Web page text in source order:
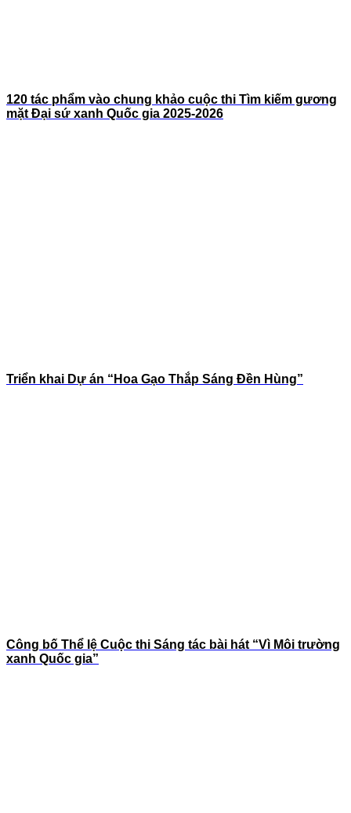
120 tác phẩm vào chung khảo cuộc thi Tìm kiếm gương
mặt Đại sứ xanh Quốc gia 2025-2026
Triển khai Dự án “Hoa Gạo Thắp Sáng Đền Hùng”
Công bố Thể lệ Cuộc thi Sáng tác bài hát “Vì Môi trường
xanh Quốc gia”